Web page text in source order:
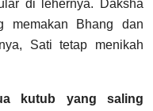
di lehernya. Daksha
memakan Bhang dan
Sati tetap menikah
kutub yang saling